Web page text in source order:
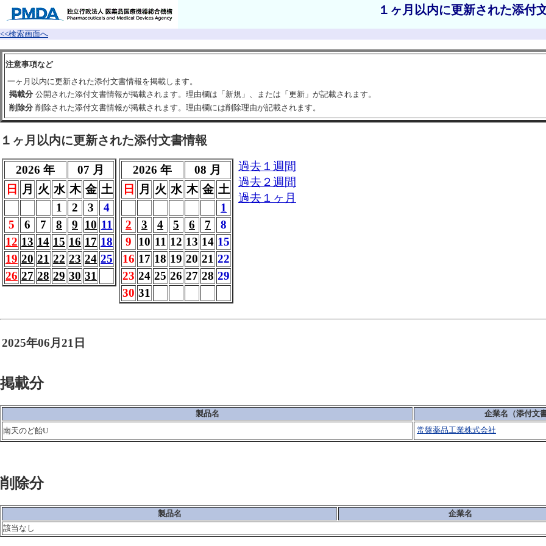
１ヶ月以内に更新された添付
<<検索画面へ
注意事項など
一ヶ月以内に更新された添付文書情報を掲載します。
掲載分 公開された添付文書情報が掲載されます。理由欄は「新規」、または「更新」が記載されます。
削除分 削除された添付文書情報が掲載されます。理由欄には削除理由が記載されます。
１ヶ月以内に更新された添付文書情報
2026 年
07 月
日
月 火 水 木 金 土
1
2 3
4
5
6 7 8 9 10 11
12 13 14 15 16 17 18
19 20 21 22 23 24 25
26 27 28 29 30 31
2026 年
08 月
日
月 火 水 木 金 土
1
2
3 4 5 6 7
8
9
10 11 12 13 14 15
16 17 18 19 20 21 22
23 24 25 26 27 28 29
30 31
過去１週間
過去２週間
過去１ヶ月
2025年06月21日
掲載分
製品名
企業名（添付文
南天のど飴U
常盤薬品工業株式会社
削除分
製品名
企業名
該当なし